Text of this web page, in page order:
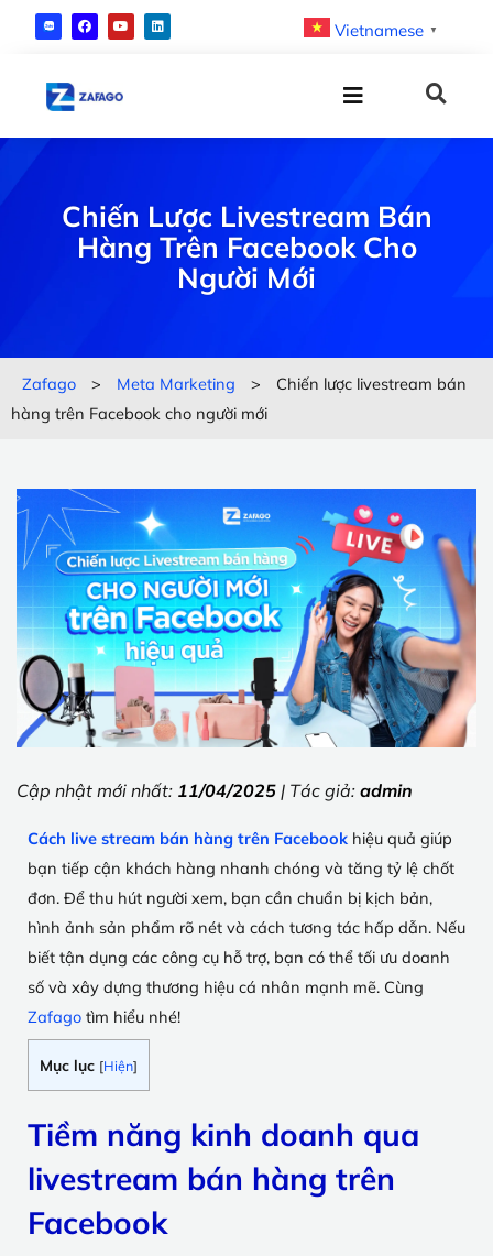
Vietnamese ▼
Chiến Lược Livestream Bán
Hàng Trên Facebook Cho
Người Mới
Zafago > Meta Marketing >
Chiến lược livestream bán
hàng trên Facebook cho người mới
Cập nhật mới nhất: 11/04/2025 | Tác giả: admin
Cách live stream bán hàng trên Facebook hiệu quả giúp
bạn tiếp cận khách hàng nhanh chóng và tăng tỷ lệ chốt
đơn. Để thu hút người xem, bạn cần chuẩn bị kịch bản,
hình ảnh sản phẩm rõ nét và cách tương tác hấp dẫn. Nếu
biết tận dụng các công cụ hỗ trợ, bạn có thể tối ưu doanh
số và xây dựng thương hiệu cá nhân mạnh mẽ. Cùng
Zafago tìm hiểu nhé!
Mục lục [Hiện]
Tiềm năng kinh doanh qua
livestream bán hàng trên
Facebook